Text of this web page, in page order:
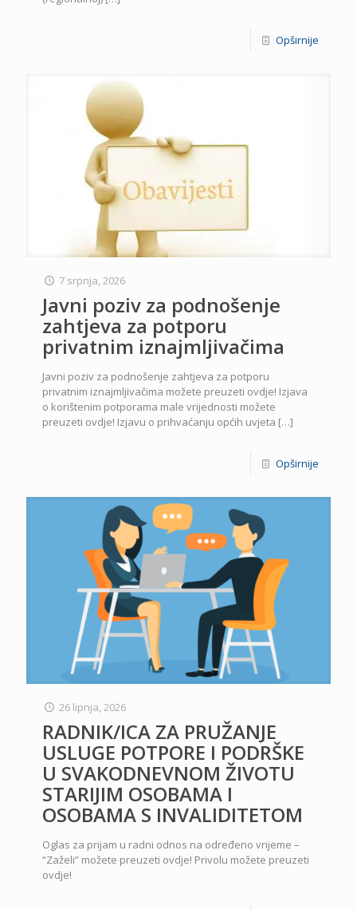
Opširnije
7 srpnja, 2026
Javni poziv za podnošenje
zahtjeva za potporu
privatnim iznajmljivačima
Javni poziv za podnošenje zahtjeva za potporu
privatnim iznajmljivačima možete preuzeti ovdje! Izjava
o korištenim potporama male vrijednosti možete
preuzeti ovdje! Izjavu o prihvaćanju općih uvjeta […]
Opširnije
26 lipnja, 2026
RADNIK/ICA ZA PRUŽANJE
USLUGE POTPORE I PODRŠKE
U SVAKODNEVNOM ŽIVOTU
STARIJIM OSOBAMA I
OSOBAMA S INVALIDITETOM
Oglas za prijam u radni odnos na određeno vrijeme –
“Zaželi” možete preuzeti ovdje! Privolu možete preuzeti
ovdje!